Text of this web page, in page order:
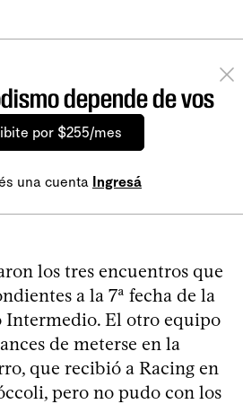
depende de vos
por $255/mes
una cuenta Ingresá
los tres encuentros que
a la 7ª fecha de la
Intermedio. El otro equipo
de meterse en la
que recibió a Racing en
pero no pudo con los